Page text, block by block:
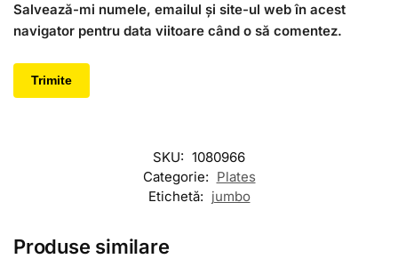
Salvează-mi numele, emailul și site-ul web în acest
navigator pentru data viitoare când o să comentez.
SKU: 1080966
Categorie: Plates
Etichetă: jumbo
Produse similare